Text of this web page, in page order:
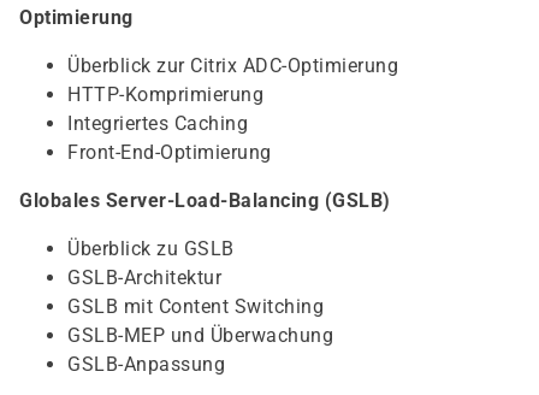
Optimierung
Überblick zur Citrix ADC-Optimierung
HTTP-Komprimierung
Integriertes Caching
Front-End-Optimierung
Globales Server-Load-Balancing (GSLB)
Überblick zu GSLB
GSLB-Architektur
GSLB mit Content Switching
GSLB-MEP und Überwachung
GSLB-Anpassung